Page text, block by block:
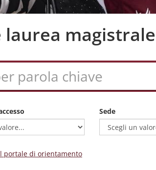
Sede
portale di orientamento